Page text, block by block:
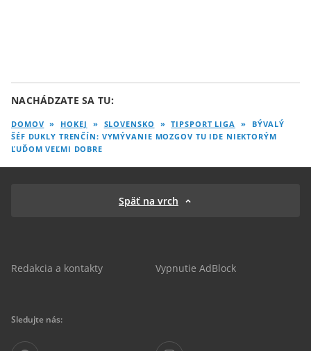
NACHÁDZATE SA TU:
DOMOV » HOKEJ » SLOVENSKO » TIPSPORT LIGA »
BÝVALÝ
ŠÉF DUKLY TRENČÍN: VYMÝVANIE MOZGOV TU IDE NIEKTORÝM
ĽUĎOM VEĽMI DOBRE
Späť na vrch
Redakcia a kontakty Vypnutie AdBlock
Sledujte nás: